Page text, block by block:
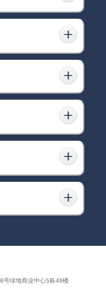
获“百花奖中国艺
”，经销商丁伟荣
术涂料优秀经销
？全面解析及其
谱的环保艺术
与选购避坑全指
艺术涂料十大品
号绿地商业中心5栋49楼